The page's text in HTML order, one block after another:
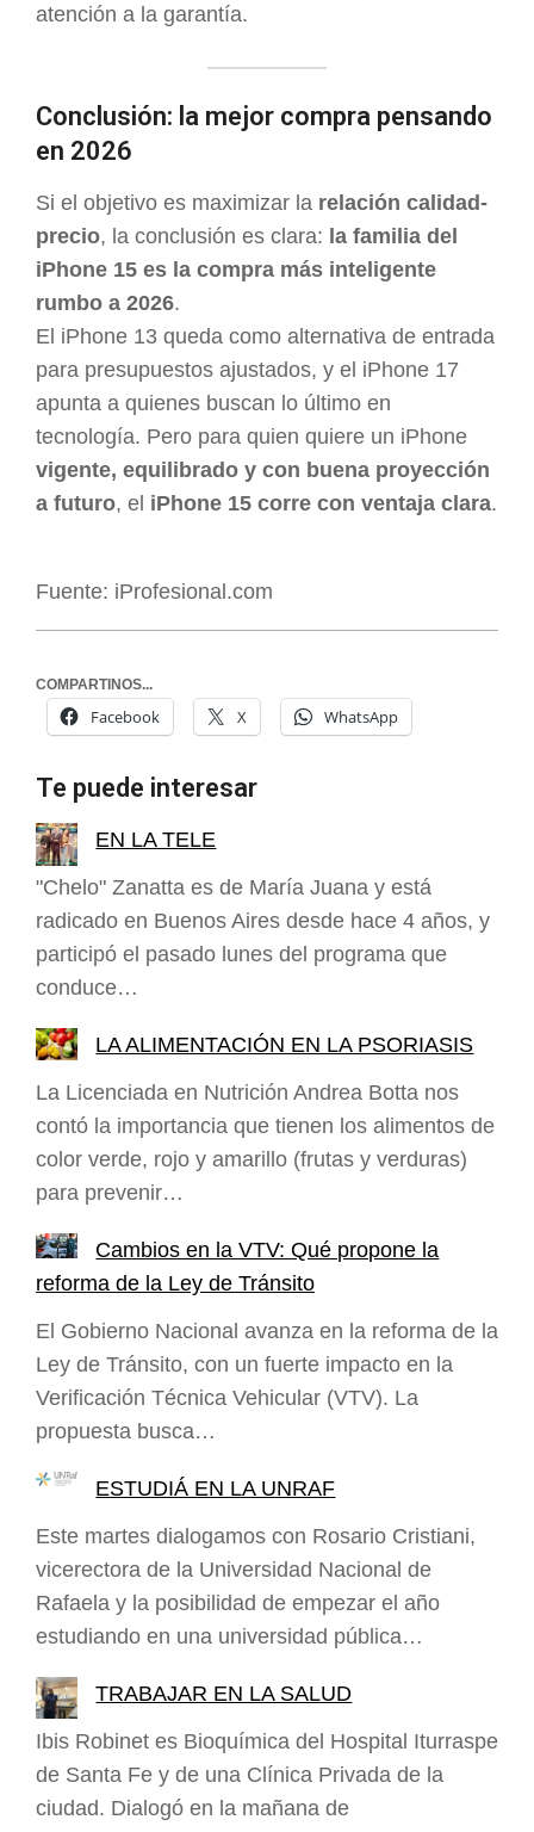
atención a la garantía.
Conclusión: la mejor compra pensando
en 2026
Si el objetivo es maximizar la relación calidad-
precio, la conclusión es clara: la familia del
iPhone 15 es la compra más inteligente
rumbo a 2026.
El iPhone 13 queda como alternativa de entrada
para presupuestos ajustados, y el iPhone 17
apunta a quienes buscan lo último en
tecnología. Pero para quien quiere un iPhone
vigente, equilibrado y con buena proyección
a futuro, el iPhone 15 corre con ventaja clara.
Fuente: iProfesional.com
COMPARTINOS...
Facebook X WhatsApp
Te puede interesar
EN LA TELE
"Chelo" Zanatta es de María Juana y está
radicado en Buenos Aires desde hace 4 años, y
participó el pasado lunes del programa que
conduce…
LA ALIMENTACIÓN EN LA PSORIASIS
La Licenciada en Nutrición Andrea Botta nos
contó la importancia que tienen los alimentos de
color verde, rojo y amarillo (frutas y verduras)
para prevenir…
Cambios en la VTV: Qué propone la
reforma de la Ley de Tránsito
El Gobierno Nacional avanza en la reforma de la
Ley de Tránsito, con un fuerte impacto en la
Verificación Técnica Vehicular (VTV). La
propuesta busca…
ESTUDIÁ EN LA UNRAF
Este martes dialogamos con Rosario Cristiani,
vicerectora de la Universidad Nacional de
Rafaela y la posibilidad de empezar el año
estudiando en una universidad pública…
TRABAJAR EN LA SALUD
Ibis Robinet es Bioquímica del Hospital Iturraspe
de Santa Fe y de una Clínica Privada de la
ciudad. Dialogó en la mañana de